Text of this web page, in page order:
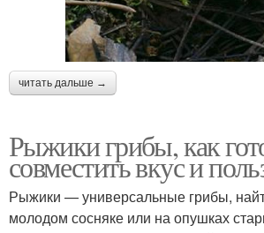
читать дальше →
Рыжики грибы, как
совместить вкус и
Рыжики — универсальные грибы,
молодом сосняке или на опушках